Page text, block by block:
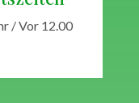
/ Vor 12.00